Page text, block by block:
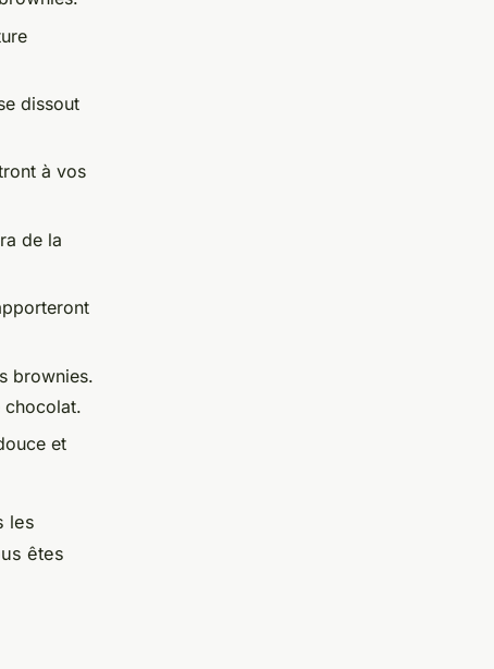
dissout
à vos
de la
brownies.
chocolat.
et
les
êtes